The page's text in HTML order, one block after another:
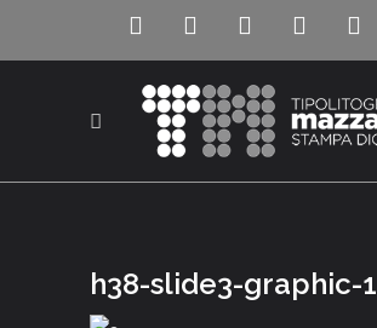
h38-slide3-graphic-1